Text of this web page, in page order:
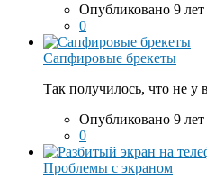
Опубликовано 9 лет
0
Сапфировые брекеты
Так получилось, что не у
Опубликовано 9 лет
0
Проблемы с экраном